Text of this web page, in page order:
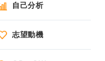
自己分析
志望動機